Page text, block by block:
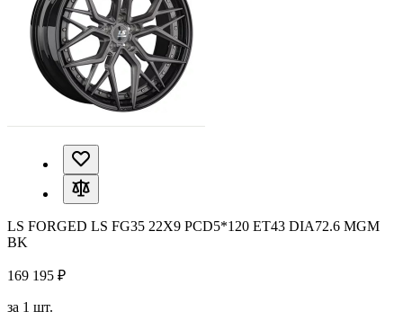
LS FORGED LS FG35 22X9 PCD5*120 ET43 DIA72.6 MGM
BK
169 195 ₽
за 1 шт.